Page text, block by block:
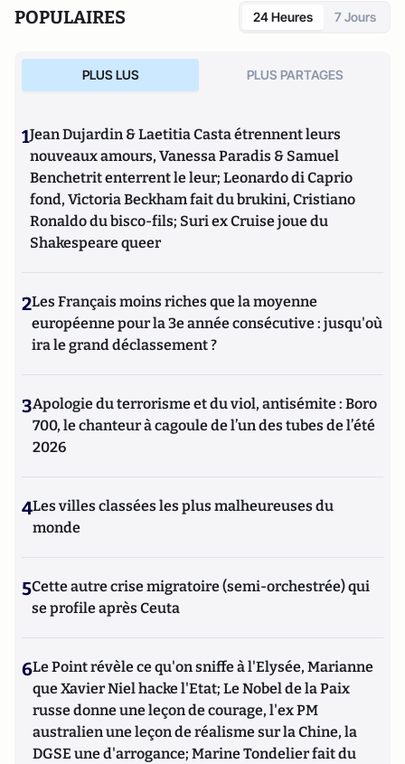
POPULAIRES 24 Heures 7 Jours
PLUS LUS PLUS PARTAGES
1Jean Dujardin & Laetitia Casta étrennent leurs
nouveaux amours, Vanessa Paradis & Samuel
Benchetrit enterrent le leur; Leonardo di Caprio
fond, Victoria Beckham fait du brukini, Cristiano
Ronaldo du bisco-fils; Suri ex Cruise joue du
Shakespeare queer
2Les Français moins riches que la moyenne
européenne pour la 3e année consécutive : jusqu'où
ira le grand déclassement ?
3Apologie du terrorisme et du viol, antisémite : Boro
700, le chanteur à cagoule de l’un des tubes de l’été
2026
4Les villes classées les plus malheureuses du
monde
5Cette autre crise migratoire (semi-orchestrée) qui
se profile après Ceuta
6Le Point révèle ce qu'on sniffe à l'Elysée, Marianne
que Xavier Niel hacke l'Etat; Le Nobel de la Paix
russe donne une leçon de courage, l'ex PM
australien une leçon de réalisme sur la Chine, la
DGSE une d'arrogance; Marine Tondelier fait du